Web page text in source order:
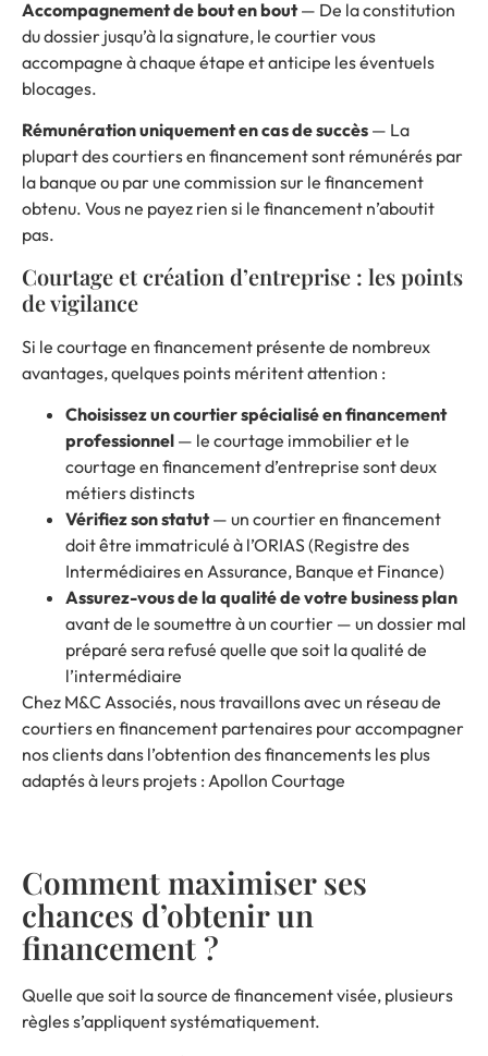
Accompagnement de bout en bout— De la constitution
du dossier jusqu’à la signature, le courtier vous
accompagne à chaque étape et anticipe les éventuels
blocages.
Rémunération uniquement en cas de succès — La
plupart des courtiers en financement sont rémunérés par
la banque ou par une commission sur le financement
obtenu. Vous ne payez rien si le financement n’aboutit
pas.
Courtage et création d’entreprise : les points
de vigilance
Si le courtage en financement présente de nombreux
avantages, quelques points méritent attention :
Choisissez un courtier spécialisé en financement
professionnel — le courtage immobilier et le
courtage en financement d’entreprise sont deux
métiers distincts
Vérifiez son statut— un courtier en financement
doit être immatriculé à l’ORIAS (Registre des
Intermédiaires en Assurance, Banque et Finance)
Assurez-vous de la qualité de votre business plan
avant de le soumettre à un courtier — un dossier mal
préparé sera refusé quelle que soit la qualité de
l’intermédiaire
Chez M&C Associés, nous travaillons avec un réseau de
courtiers en financement partenaires pour accompagner
nos clients dans l’obtention des financements les plus
adaptés à leurs projets : Apollon Courtage
Comment maximiser ses
chances d’obtenir un
financement ?
Quelle que soit la source de financement visée, plusieurs
règles s’appliquent systématiquement.